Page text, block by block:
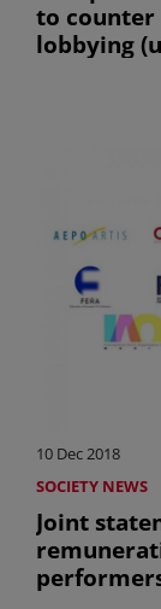
to counter
lobbying
10 Dec 2018
SOCIETY NEWS
Joint